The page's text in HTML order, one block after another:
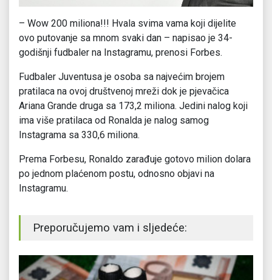
– Wow 200 miliona!!! Hvala svima vama koji dijelite
ovo putovanje sa mnom svaki dan – napisao je 34-
godišnji fudbaler na Instagramu, prenosi Forbes.
Fudbaler Juventusa je osoba sa najvećim brojem
pratilaca na ovoj društvenoj mreži dok je pjevačica
Ariana Grande druga sa 173,2 miliona. Jedini nalog koji
ima više pratilaca od Ronalda je nalog samog
Instagrama sa 330,6 miliona.
Prema Forbesu, Ronaldo zarađuje gotovo milion dolara
po jednom plaćenom postu, odnosno objavi na
Instagramu.
Preporučujemo vam i sljedeće: